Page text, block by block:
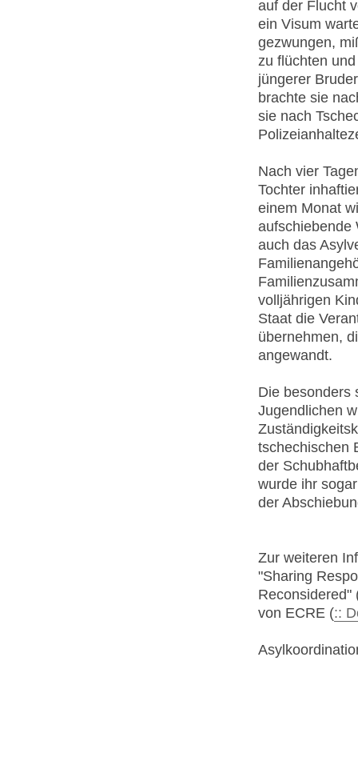
auf der Flucht
ein Visum
gezwungen,
zu flüchten
jüngerer
brachte sie
sie nach
Nach vier
Tochter
einem Monat
aufschiebende
auch das
volljährigen
Staat die
übernehmen,
angewandt.
Die besonders
Jugendlichen
tschechischen
der
wurde ihr
der
Zur weiteren
"Sharing
Reconsidered"
von ECRE (::